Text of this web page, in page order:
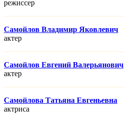
режисcер
Самойлов Владимир Яковлевич
актер
Самойлов Евгений Валерьянович
актер
Самойлова Татьяна Евгеньевна
актриса